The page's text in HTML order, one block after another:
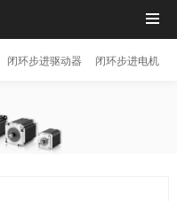
闭环步进驱动器 闭环步进电机